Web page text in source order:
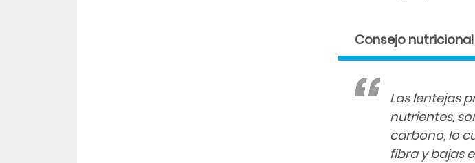
Consejo nutricional
Las lentejas
nutrientes,
carbono, lo
fibra y bajas